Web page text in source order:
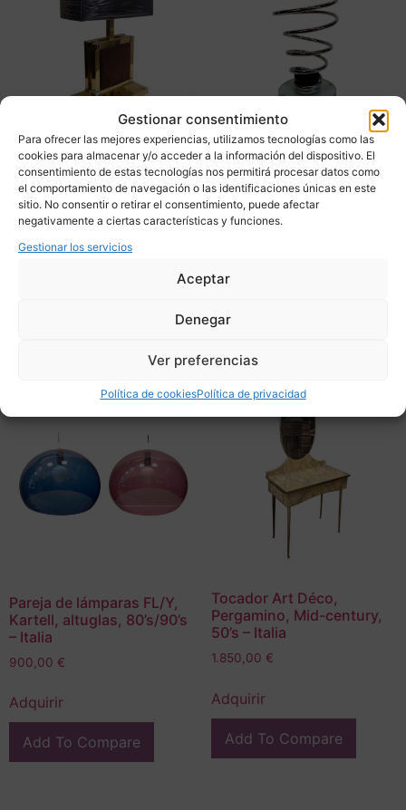
Gestionar consentimiento
Para ofrecer las mejores experiencias, utilizamos tecnologías como las
cookies para almacenar y/o acceder a la información del dispositivo. El
consentimiento de estas tecnologías nos permitirá procesar datos como
el comportamiento de navegación o las identificaciones únicas en este
sitio. No consentir o retirar el consentimiento, puede afectar
negativamente a ciertas características y funciones.
Gestionar los servicios
Aceptar
Denegar
Ver preferencias
Política de cookiesPolítica de privacidad
Lámpara de mesa, latón y
acero cromado, Willy
Rizzo para BD Lumica, 70’s
– Italia
1.380,00€
Paragüero espiral, Mid-
century, 80’s – Italia
225,00€
Add To Compare
Pareja de lámparas FL/Y,
Kartell, altuglas, 80’s/90’s
– Italia
900,00 €
Adquirir
Add To Compare
Tocador Art Déco,
Pergamino, Mid-century,
50’s – Italia
1.850,00 €
Adquirir
Add To Compare